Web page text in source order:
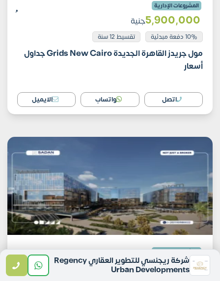
المشروعات الإدارية
5٬900٬000جنية
10% دفعة مبدئية تقسيط 12 سنة
مول جريدز القاهرة الجديدة Grids New Cairo جداول
أسعار
اتصل واتساب الايميل
المشروعات الإدارية
170٬000جنية/ متر
شركة ريجنسي للتطوير العقاري Regency
Urban Developments